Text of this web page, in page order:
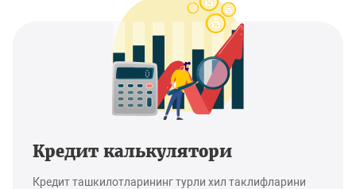
Кредит калькулятори
Кредит ташкилотларининг турли хил таклифларини